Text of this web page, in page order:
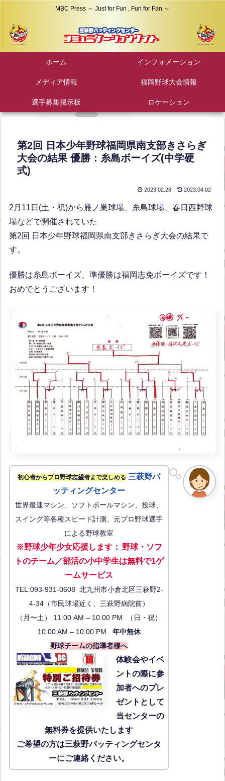
MBC Press ～ Just for Fun , Fun for Fan ～
ホーム インフォメーション
メディア情報 福岡野球大会情報
選手募集掲示板 ロケーション
第2回 日本少年野球福岡県南支部きさらぎ
大会の結果 優勝：糸島ボーイズ(中学硬
式)
2023.02.28 2023.04.02
2月11日(土・祝)から雁ノ巣球場、糸島球場、春日西野球
場などで開催されていた
第2回 日本少年野球福岡県南支部きさらぎ大会の結果で
す。
優勝は糸島ボーイズ、準優勝は福岡志免ボーイズです！
おめでとうございます！
初心者からプロ野球志望者まで楽しめる 三萩野バ
ッティングセンター
世界最速マシン、ソフトボールマシン、投球、
スイング等各種スピード計測、元プロ野球選手
による野球教室
※野球少年少女応援します： 野球・ソフ
トのチーム／部活の小中学生は無料で1ゲ
ームサービス
TEL:093-931-0608 北九州市小倉北区三萩野2-
4-34（市民球場近く、三萩野病院前）
（月〜土） 11:00 AM – 10:00 PM （日・祝）
10:00 AM – 10:00 PM 年中無休
野球チームの指導者様へ
体験会やイベ
ントの際に参
加者へのプレ
ゼントとして
当センターの
無料券を提供いたします
ご希望の方は三萩野バッティングセンタ
ーにご連絡ください。